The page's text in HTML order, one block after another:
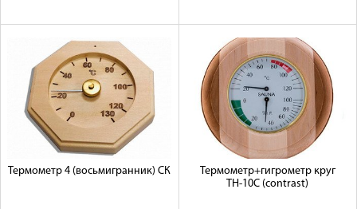
Термометр 4 (восьмигранник) СК
Термометр+гигрометр круг
ТН-10С (contrast)